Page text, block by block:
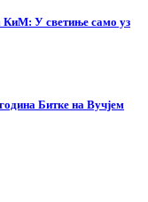
У светиње само уз
Битке на Вучјем